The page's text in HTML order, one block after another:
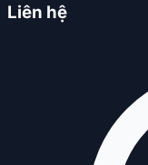
Liên hệ